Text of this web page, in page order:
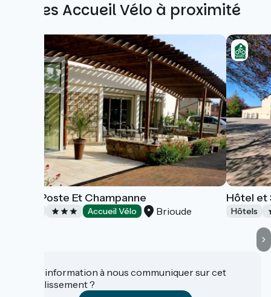
Autres Accueil Vélo à proximité
Hôtel Poste Et Champanne
Accueil Vélo Brioude
Hôtel et
Hôtels
Une information à nous communiquer sur cet
établissement ?